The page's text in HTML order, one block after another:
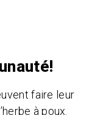
faire leur
à poux.